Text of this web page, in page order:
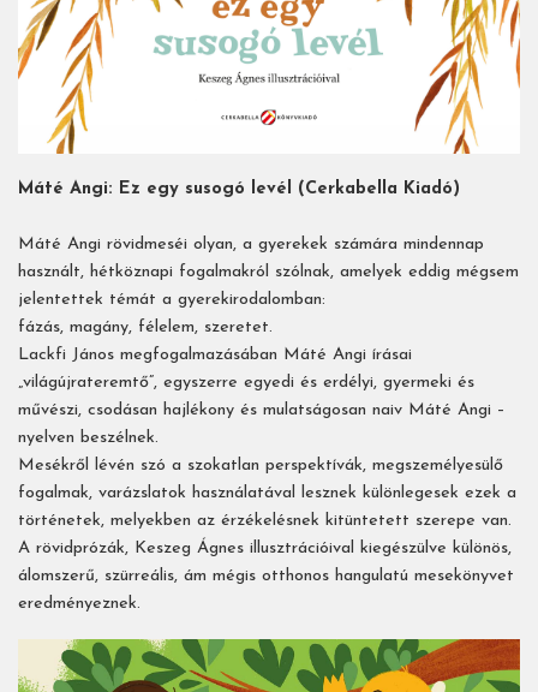
Máté Angi: Ez egy susogó levél (Cerkabella Kiadó)
Máté Angi rövidmeséi olyan, a gyerekek számára mindennap
használt, hétköznapi fogalmakról szólnak, amelyek eddig mégsem
jelentettek témát a gyerekirodalomban:
fázás, magány, félelem, szeretet.
Lackfi János megfogalmazásában Máté Angi írásai
„világújrateremtő”, egyszerre egyedi és erdélyi, gyermeki és
művészi, csodásan hajlékony és mulatságosan naiv Máté Angi –
nyelven beszélnek.
Mesékről lévén szó a szokatlan perspektívák, megszemélyesülő
fogalmak, varázslatok használatával lesznek különlegesek ezek a
történetek, melyekben az érzékelésnek kitüntetett szerepe van.
A rövidprózák, Keszeg Ágnes illusztrációival kiegészülve különös,
álomszerű, szürreális, ám mégis otthonos hangulatú mesekönyvet
eredményeznek.